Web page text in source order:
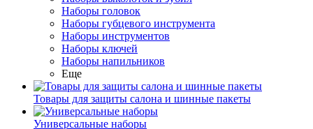
Наборы головок
Наборы губцевого инструмента
Наборы инструментов
Наборы ключей
Наборы напильников
Еще
Товары для защиты салона и шинные пакеты
Универсальные наборы